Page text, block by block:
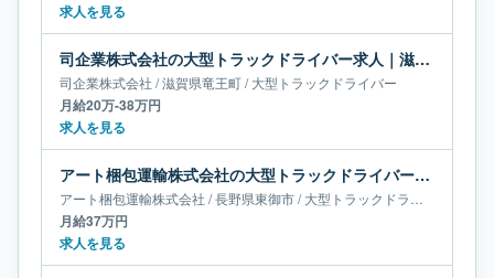
求人を見る
司企業株式会社の大型トラックドライバー求人｜滋賀県竜王町｜月給20万-38万円
司企業株式会社 /滋賀県竜王町/大型トラックドライバー
月給20万-38万円
求人を見る
アート梱包運輸株式会社の大型トラックドライバー求人｜長野県東御市｜月給37万円
アート梱包運輸株式会社 /長野県東御市/大型トラックドライバー
月給37万円
求人を見る